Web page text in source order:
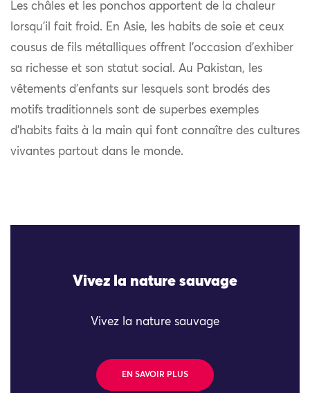
Les châles et les ponchos apportent de la chaleur
lorsqu’il fait froid. En Asie, les habits de soie et ceux
cousus de fils métalliques offrent l’occasion d’exhiber
sa richesse et son statut social. Au Pakistan, les
vêtements d’enfants sur lesquels sont brodés des
motifs traditionnels sont de superbes exemples
d’habits faits à la main qui font connaître des cultures
vivantes partout dans le monde.
Vivez la nature sauvage
Vivez la nature sauvage
EN SAVOIR PLUS